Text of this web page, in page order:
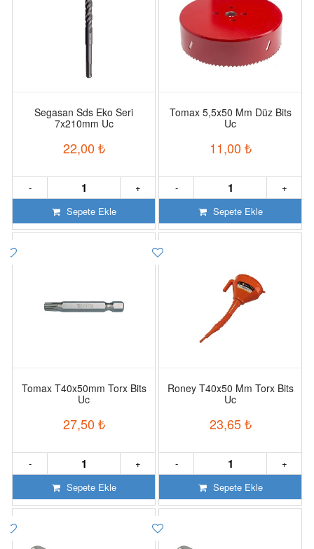
Segasan Sds Eko Seri
7x210mm Uc
22,00 ₺
+
-
Sepete Ekle
Tomax 5,5x50 Mm Düz Bits
Uc
11,00 ₺
+
-
Sepete Ekle
Tomax T40x50mm Torx Bits
Uc
27,50 ₺
+
-
Sepete Ekle
Roney T40x50 Mm Torx Bits
Uc
23,65₺
+
-
Sepete Ekle